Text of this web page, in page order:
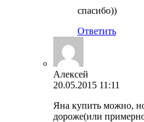
спасибо))
Ответить
Алексей
20.05.2015 11:11
Яна купить можно,
дороже(или